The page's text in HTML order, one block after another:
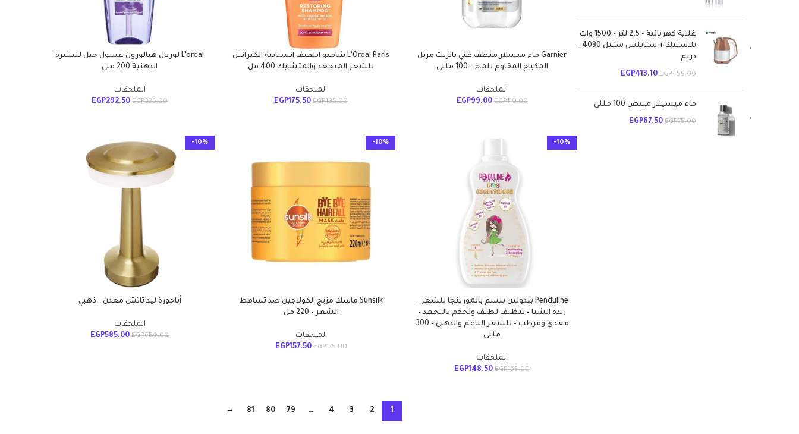
City - Glass
DICE
6
Dove
ElSHERIF
17
Elsrougy - MR
episson
Eva
غلاية كهربائية - 2.5 لتر - 1500 وات
بلاستيك + ستانلس ستيل 4090 -
دريم
EGP459.00
EGP413.10
ماء ميسيلار مبيض 100 مللى
EGP75.00
EGP67.50
Garnier ماء ميسلار منظف غني بالزيت مزيل
المكياج المقاوم للماء – 100 مللى
الملحقات
EGP110.00
EGP99.00
L’Oreal Paris شامبو ايلفيف انسيابية الكيراتين
للشعر المتجعد والمتشابك 400 مل
الملحقات
EGP195.00
EGP175.50
L’oreal لوريال هيالورون غسول جيل للبشرة
الدهنية 200 ملي
الملحقات
EGP325.00
EGP292.50
-10%
Penduline بندولين بلسم بالمورينجا للشعر –
زبدة الشيا – تنظيف لطيف وتحكم بالتجعد –
مغذي ومرطب – للشعر الناعم والدهني – 300
مللى
الملحقات
EGP165.00
EGP148.50
-10%
Sunsilk ماسك مزيج الكولاجين ضد تساقط
الشعر – 220 مل
الملحقات
EGP175.00
EGP157.50
-10%
أباجورة ليد تاتش معدن – ذهبي
الملحقات
EGP650.00
EGP585.00
1
2
3
4
…
79
80
81
→